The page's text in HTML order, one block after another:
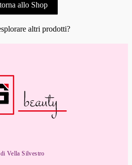
allo Shop
altri prodotti?
Vella Silvestro